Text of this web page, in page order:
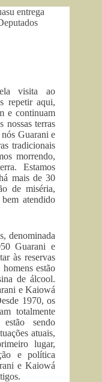
entrega
visita ao
repetir aqui,
e continuam
nossas terras
Guarani e
tradicionais
morrendo,
Estamos
mais de 30
de miséria,
atendido
denominada
Guarani e
às reservas
estão
de álcool.
e Kaiowá
1970, os
totalmente
sendo
atuais,
lugar,
e política
e Kaiowá